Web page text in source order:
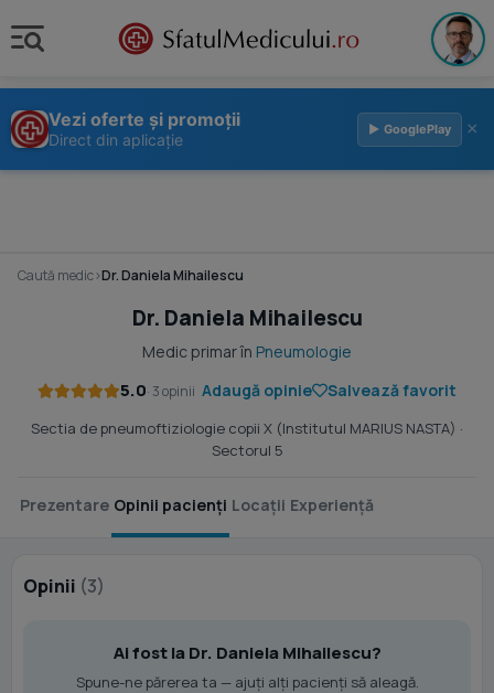
Vezi oferte și promoții
Direct din aplicație
▶ GooglePlay ×
Caută medic›Dr. Daniela Mihailescu
Dr. Daniela Mihailescu
Medic primar în Pneumologie
5.0· 3 opinii Adaugă opinie Salvează favorit
Sectia de pneumoftiziologie copii X (Institutul MARIUS NASTA) ·
Sectorul 5
Prezentare Opinii pacienți Locații Experiență
Opinii (3)
Ai fost la Dr. Daniela Mihailescu?
Spune-ne părerea ta — ajuți alți pacienți să aleagă.